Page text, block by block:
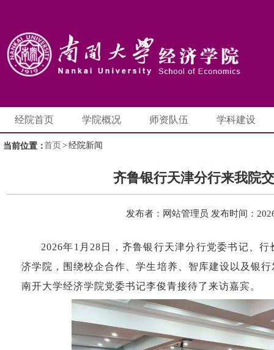
经院首页 学院概况 师资队伍 学科建设
当前位置：首页 > 经院新闻
齐鲁银行天津分行来我院
发布者：网站管理员 发布时间：
2026年1月28日，齐鲁银行天津分行党委书记、
济学院，围绕校企合作、学生培养、智库建设以及银
南开大学经济学院党委书记李俊青接待了来访嘉宾。